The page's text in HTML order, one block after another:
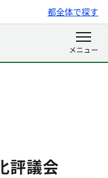
都全体で探す
評議会